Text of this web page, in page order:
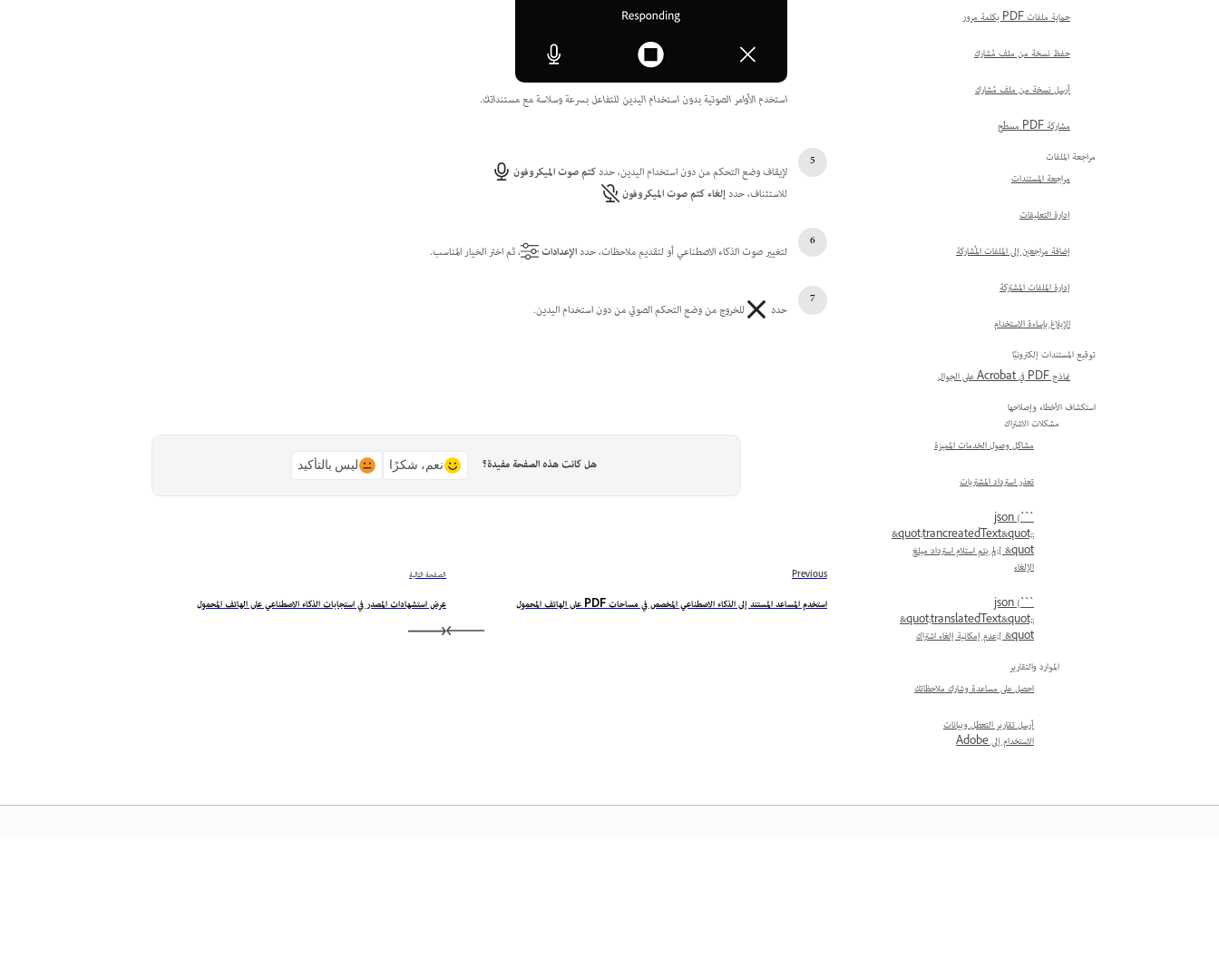
حماية ملفات PDF بكلمة مرور
حفظ نسخة من ملف مُشارك
أرسل نسخة من ملف مُشارك
مشاركة PDF مسطّح
مراجعة الملفات
مراجعة المستندات
إدارة التعليقات
إضافة مراجعين إلى الملفات المُشاركة
إدارة الملفات المشتركة
الإبلاغ بإساءة الاستخدام
توقيع المستندات إلكترونيًا
نماذج PDF في Acrobat على الجوال
استكشاف الأخطاء وإصلاحها
مشكلات الاشتراك
مشاكل وصول الخدمات المميزة
تعذر استرداد المشتريات
```json {
&quot;trancreatedText&quot;:
[ &quot;لم يتم استلام استرداد مبلغ
الإلغاء
```json {
&quot;translatedText&quot;:
[ &quot;عدم إمكانية إلغاء اشتراك
الموارد والتقارير
احصل على مساعدة وشارك ملاحظاتك
أرسل تقارير التعطل وبيانات
الاستخدام إلى Adobe
استخدم الأوامر الصوتية بدون استخدام اليدين للتفاعل بسرعة وسلاسة مع مستنداتك.
لإيقاف وضع التحكم من دون استخدام اليدين، حددكتم صوت الميكروفون
للاستئناف، حددإلغاء كتم صوت الميكروفون
لتغيير صوت الذكاء الاصطناعي أو لتقديم ملاحظات، حددالإعدادات ، ثم اختر الخيار المناسب.
حدد للخروج من وضع التحكم الصوتي من دون استخدام اليدين.
هل كانت هذه الصفحة مفيدة؟ نعم، شكرًا ليس بالتأكيد
Previous
استخدم المساعد المستند إلى الذكاء الاصطناعي المخصص في مساحات PDF على الهاتف المحمول
الصفحة التالية
عرض استشهادات المصدر في استجابات الذكاء الاصطناعي على الهاتف المحمول